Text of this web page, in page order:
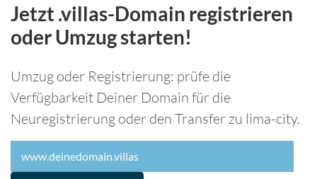
Jetzt .villas-Domain registrieren
oder Umzug starten!
Umzug oder Registrierung: prüfe die
Verfügbarkeit Deiner Domain für die
Neuregistrierung oder den Transfer zu lima-city.